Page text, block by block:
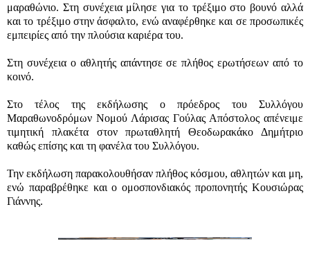
μαραθώνιο. Στη συνέχεια μίλησε για το τρέξιμο στο βουνό αλλά
και το τρέξιμο στην άσφαλτο, ενώ αναφέρθηκε και σε προσωπικές
εμπειρίες από την πλούσια καριέρα του.
Στη συνέχεια ο αθλητής απάντησε σε πλήθος ερωτήσεων από το
κοινό.
Στο τέλος της εκδήλωσης ο πρόεδρος του Συλλόγου
Μαραθωνοδρόμων Νομού Λάρισας Γούλας Απόστολος απένειμε
τιμητική πλακέτα στον πρωταθλητή Θεοδωρακάκο Δημήτριο
καθώς επίσης και τη φανέλα του Συλλόγου.
Την εκδήλωση παρακολουθήσαν πλήθος κόσμου, αθλητών και μη,
ενώ παραβρέθηκε και ο ομοσπονδιακός προπονητής Κουσιώρας
Γιάννης.